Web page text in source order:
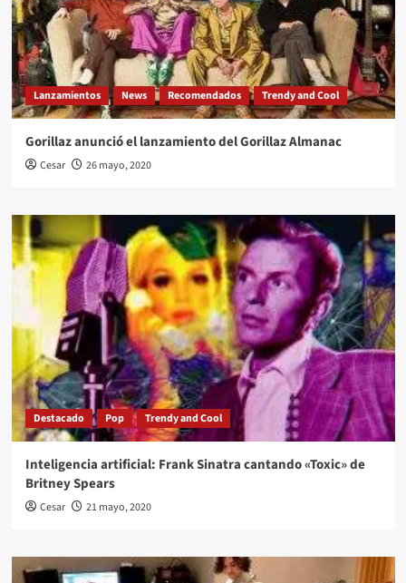
Lanzamientos News Recomendados Trendy and Cool
Gorillaz anunció el lanzamiento del Gorillaz Almanac
Cesar 26 mayo, 2020
Destacado Pop Trendy and Cool
Inteligencia artificial: Frank Sinatra cantando «Toxic» de
Britney Spears
Cesar 21 mayo, 2020